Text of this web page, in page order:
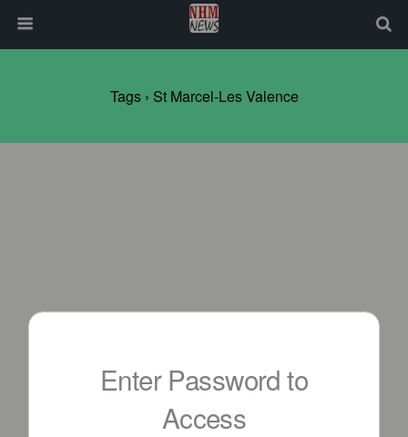
Tags › St Marcel-Les Valence
Enter Password to
Access